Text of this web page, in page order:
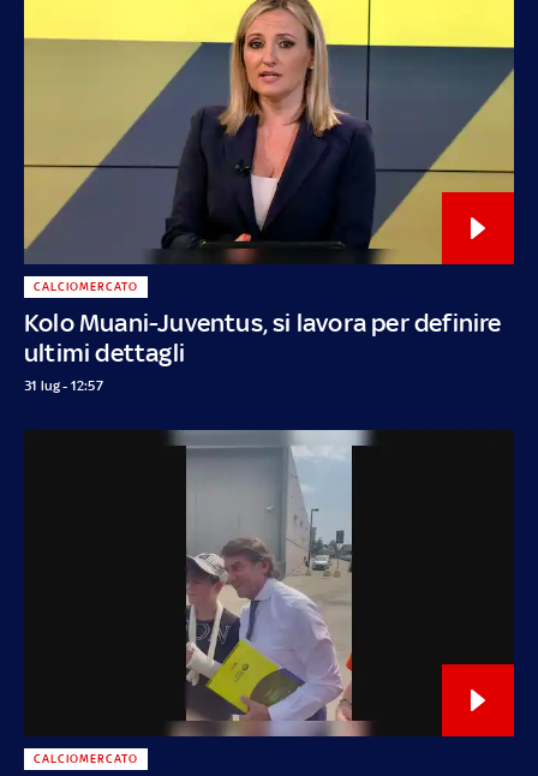
Kolo Muani-Juventus, si lavora per definire
ultimi dettagli
CALCIOMERCATO
31 lug - 12:57
CALCIOMERCATO